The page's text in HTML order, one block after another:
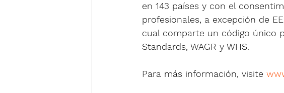
en 143 países y con el
profesionales, a excepción de
cual comparte un código único
Standards, WAGR y WHS.
Para más información, visite